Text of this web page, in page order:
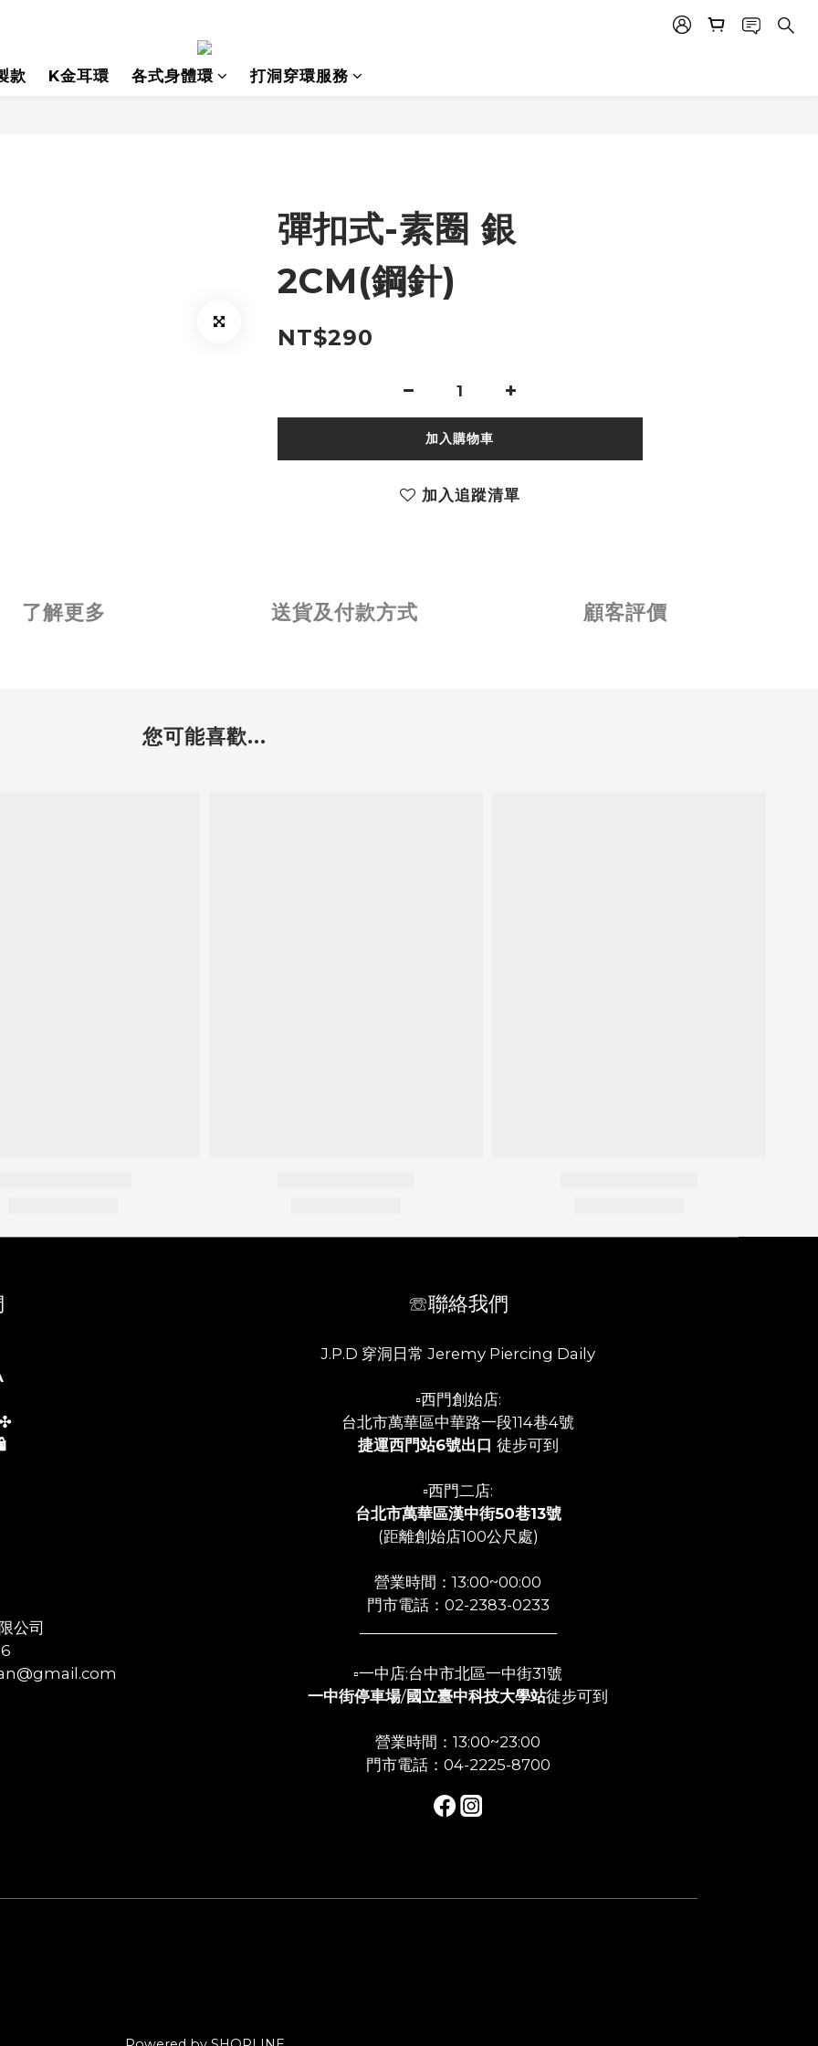
款 K金耳環 各式身體環 打洞穿環服務
彈扣式-素圈 銀
2CM(鋼針)
NT$290
加入購物車
加入追蹤清單
了解更多 送貨及付款方式 顧客評價
您可能喜歡...
公司
☏聯絡我們
J.P.D 穿洞日常 Jeremy Piercing Daily
▫️西門創始店:
台北市萬華區中華路一段114巷4號
捷運西門站6號出口 徒步可到
▫️西門二店:
台北市萬華區漢中街50巷13號
(距離創始店100公尺處)
營業時間：13:00~00:00
門市電話：02-2383-0233
▫️一中店:台中市北區一中街31號
一中街停車場/國立臺中科技大學站徒步可到
營業時間：13:00~23:00
門市電話：04-2225-8700